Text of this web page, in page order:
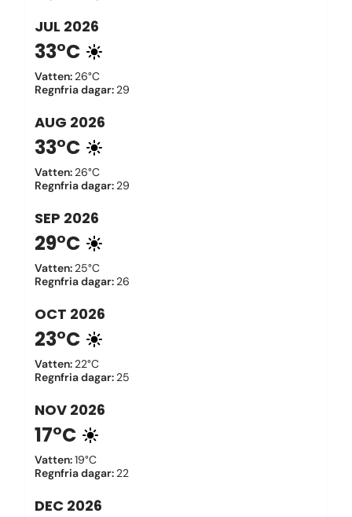
JUL 2026
33°C
Vatten: 26°C
Regnfria dagar: 29
AUG 2026
33°C
Vatten: 26°C
Regnfria dagar: 29
SEP 2026
29°C
Vatten: 25°C
Regnfria dagar: 26
OCT 2026
23°C
Vatten: 22°C
Regnfria dagar: 25
NOV 2026
17°C
Vatten:19°C
Regnfria dagar: 22
DEC 2026